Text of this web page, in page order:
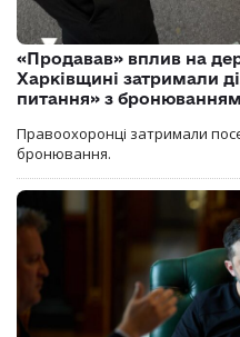
«Продавав» вплив на
Харківщині затримали
питання» з бронюванням
Правоохоронці затримали
бронювання.